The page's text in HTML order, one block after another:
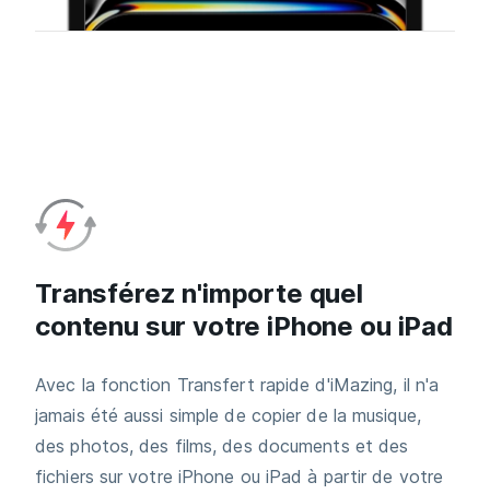
Transférez n'importe quel
contenu sur votre iPhone ou iPad
Avec la fonction Transfert rapide d'iMazing, il n'a
jamais été aussi simple de copier de la musique,
des photos, des films, des documents et des
fichiers sur votre iPhone ou iPad à partir de votre